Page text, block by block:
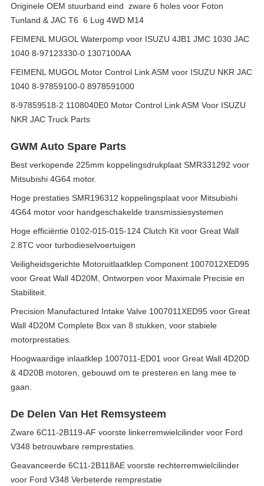
Originele OEM stuurband eind ️ zware 6 holes voor Foton
Tunland & JAC T6 ️ 6 Lug 4WD M14
FEIMENL MUGOL Waterpomp voor ISUZU 4JB1 JMC 1030 JAC
1040 8-97123330-0 1307100AA
FEIMENL MUGOL Motor Control Link ASM voor ISUZU NKR JAC
1040 8-97859100-0 8978591000
8-97859518-2 1108040E0 Motor Control Link ASM Voor ISUZU
NKR JAC Truck Parts
GWM Auto Spare Parts
Best verkopende 225mm koppelingsdrukplaat SMR331292 voor
Mitsubishi 4G64 motor.
Hoge prestaties SMR196312 koppelingsplaat voor Mitsubishi
4G64 motor voor handgeschakelde transmissiesystemen
Hoge efficiëntie 0102-015-015-124 Clutch Kit voor Great Wall
2.8TC voor turbodieselvoertuigen
Veiligheidsgerichte Motoruitlaatklep Component 1007012XED95
voor Great Wall 4D20M, Ontworpen voor Maximale Precisie en
Stabiliteit.
Precision Manufactured Intake Valve 1007011XED95 voor Great
Wall 4D20M Complete Box van 8 stukken, voor stabiele
motorprestaties.
Hoogwaardige inlaatklep 1007011-ED01 voor Great Wall 4D20D
& 4D20B motoren, gebouwd om te presteren en lang mee te
gaan.
De Delen Van Het Remsysteem
Zware 6C11-2B119-AF voorste linkerremwielcilinder voor Ford
V348 betrouwbare remprestaties.
Geavanceerde 6C11-2B118AE voorste rechterremwielcilinder
voor Ford V348 Verbeterde remprestatie